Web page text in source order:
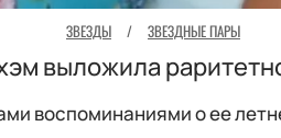
ЗВЕЗДЫ / ЗВЕЗДНЫЕ ПАРЫ
выложила
воспоминаниями о ее